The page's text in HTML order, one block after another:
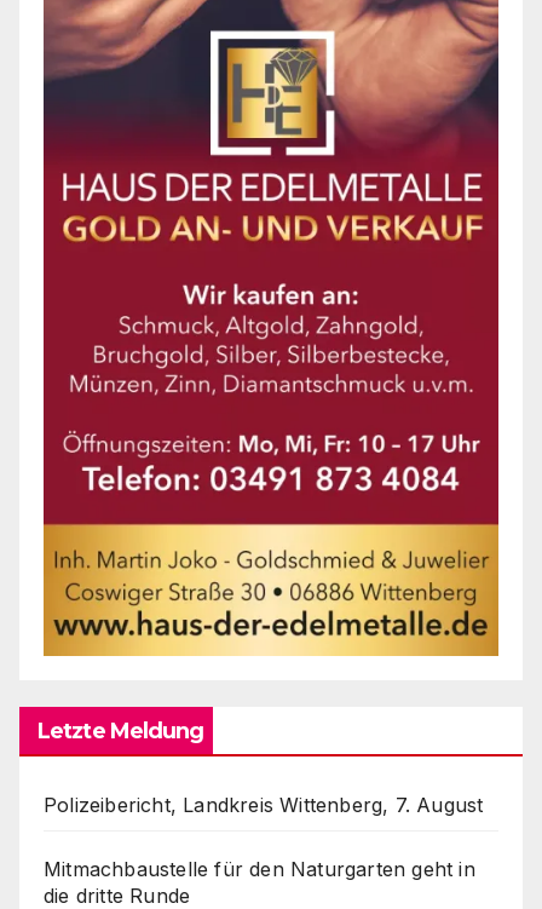
Letzte Meldung
Polizeibericht, Landkreis Wittenberg, 7. August
Mitmachbaustelle für den Naturgarten geht in
die dritte Runde